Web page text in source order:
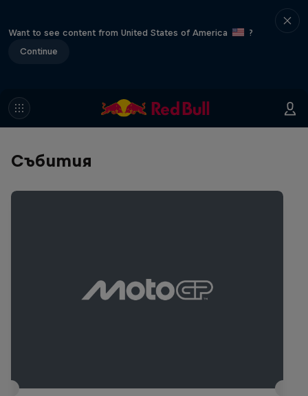
Want to see content from United States of America
?
Continue
Събития